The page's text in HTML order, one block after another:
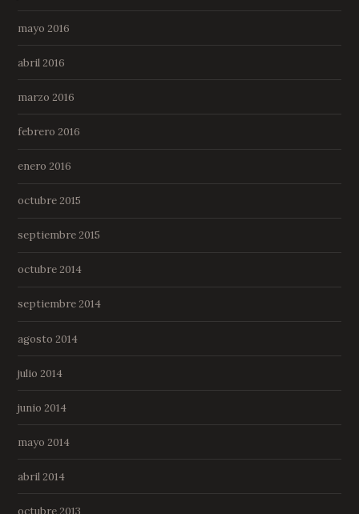
mayo 2016
abril 2016
marzo 2016
febrero 2016
enero 2016
octubre 2015
septiembre 2015
octubre 2014
septiembre 2014
agosto 2014
julio 2014
junio 2014
mayo 2014
abril 2014
octubre 2013